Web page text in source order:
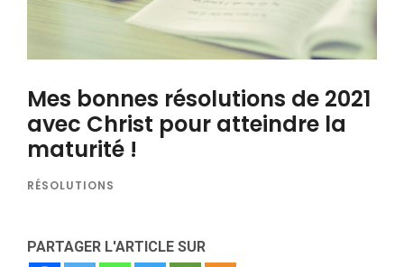
Mes bonnes résolutions de 2021
avec Christ pour atteindre la
maturité !
RÉSOLUTIONS
PARTAGER L'ARTICLE SUR